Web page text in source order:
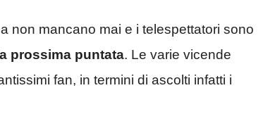
non mancano mai e i telespettatori sono
prossima puntata. Le varie vicende
fan, in termini di ascolti infatti i